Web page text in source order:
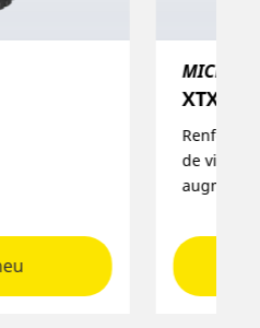
: durée
X-
Pour
cycles